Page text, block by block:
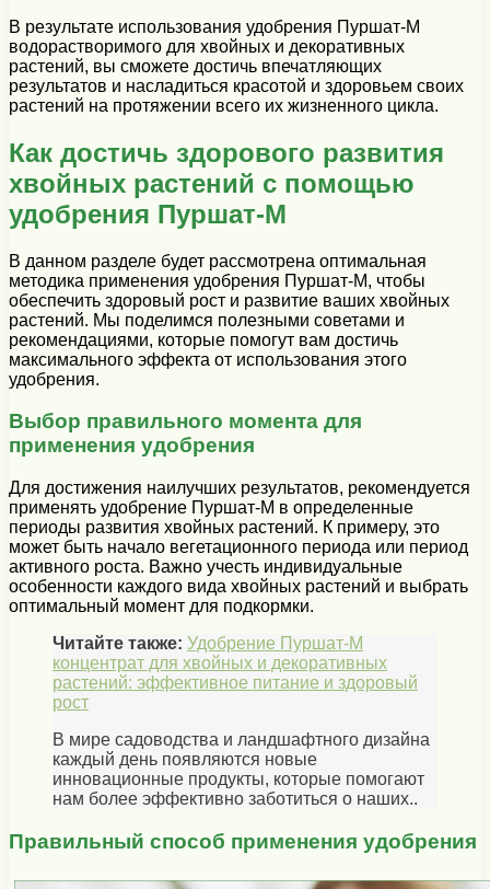
В результате использования удобрения Пуршат-М
водорастворимого для хвойных и декоративных
растений, вы сможете достичь впечатляющих
результатов и насладиться красотой и здоровьем своих
растений на протяжении всего их жизненного цикла.
Как достичь здорового развития
хвойных растений с помощью
удобрения Пуршат-М
В данном разделе будет рассмотрена оптимальная
методика применения удобрения Пуршат-М, чтобы
обеспечить здоровый рост и развитие ваших хвойных
растений. Мы поделимся полезными советами и
рекомендациями, которые помогут вам достичь
максимального эффекта от использования этого
удобрения.
Выбор правильного момента для
применения удобрения
Для достижения наилучших результатов, рекомендуется
применять удобрение Пуршат-М в определенные
периоды развития хвойных растений. К примеру, это
может быть начало вегетационного периода или период
активного роста. Важно учесть индивидуальные
особенности каждого вида хвойных растений и выбрать
оптимальный момент для подкормки.
Читайте также: Удобрение Пуршат-М
концентрат для хвойных и декоративных
растений: эффективное питание и здоровый
рост
В мире садоводства и ландшафтного дизайна
каждый день появляются новые
инновационные продукты, которые помогают
нам более эффективно заботиться о наших..
Правильный способ применения удобрения